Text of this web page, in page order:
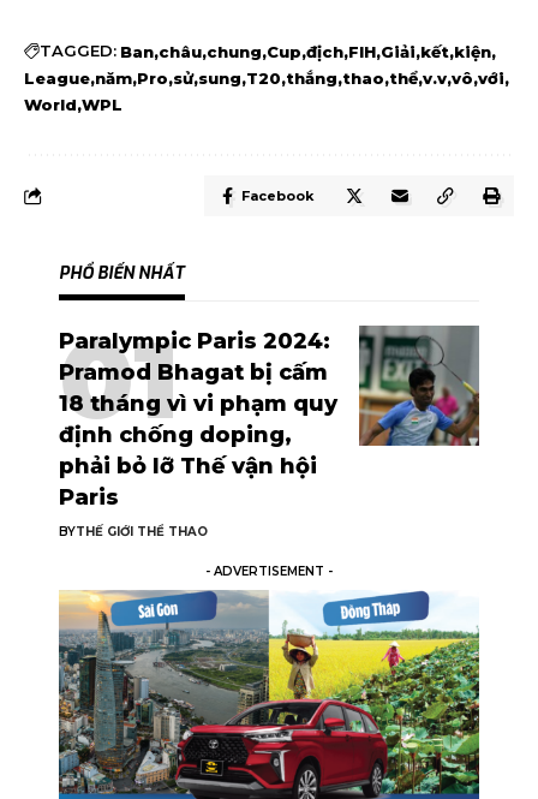
TAGGED: Ban châu chung Cup địch FIH Giải kết kiện
League năm Pro sử sung T20 thắng thao thể v.v vô với
World WPL
Facebook
PHỔ BIẾN NHẤT
Paralympic Paris 2024:
Pramod Bhagat bị cấm
18 tháng vì vi phạm quy
định chống doping,
phải bỏ lỡ Thế vận hội
Paris
BYTHẾ GIỚI THỂ THAO
- ADVERTISEMENT -